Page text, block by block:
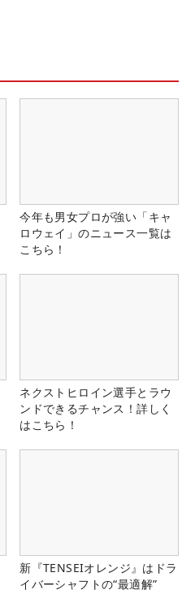
今年も男女プロが強い「キャ
ロウェイ」のニュース一覧は
こちら！
ネクストヒロイン選手とラウ
ンドできるチャンス！詳しく
はこちら！
新『TENSEIオレンジ』はドラ
イバーシャフトの“最適解”